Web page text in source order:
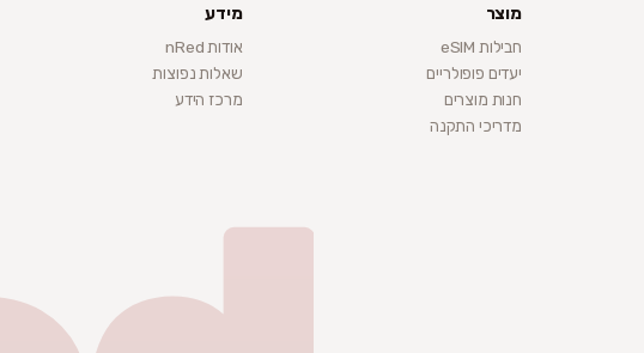
מוצר
חבילות eSIM
יעדים פופולריים
חנות מוצרים
מדריכי התקנה
מידע
אודות nRed
שאלות נפוצות
מרכז הידע